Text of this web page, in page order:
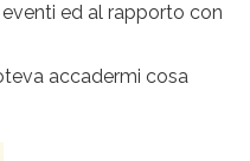
ed al rapporto con
accadermi cosa